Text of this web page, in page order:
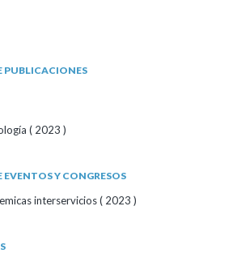
PUBLICACIONES
( 2023 )
Y CONGRESOS
interservicios( 2023 )